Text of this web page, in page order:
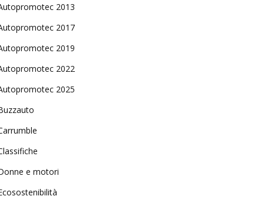
2013
2017
2019
2022
2025
e motori